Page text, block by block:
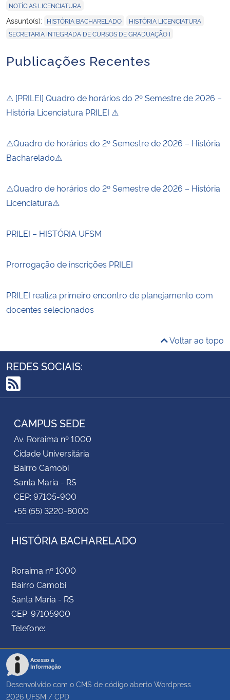
NOTÍCIAS LICENCIATURA
Assunto(s): HISTÓRIA BACHARELADO HISTÓRIA LICENCIATURA
SECRETARIA INTEGRADA DE CURSOS DE GRADUAÇÃO I
Publicações Recentes
⚠ [PRILEI] Quadro de horários do 2º Semestre de 2026 –
História Licenciatura PRILEI ⚠
⚠Quadro de horários do 2º Semestre de 2026 – História
Bacharelado⚠
⚠Quadro de horários do 2º Semestre de 2026 – História
Licenciatura⚠
PRILEI – HISTÓRIA UFSM
Prorrogação de inscrições PRILEI
PRILEI realiza primeiro encontro de planejamento com
docentes selecionados
Voltar ao topo
REDES SOCIAIS:
RSS
CAMPUS SEDE
Av. Roraima nº 1000
Cidade Universitária
Bairro Camobi
Santa Maria - RS
CEP: 97105-900
+55 (55) 3220-8000
HISTÓRIA BACHARELADO
Roraima nº 1000
Bairro Camobi
Santa Maria - RS
CEP: 97105900
Telefone:
Acesso à
Informação
Desenvolvido com o CMS de código aberto Wordpress
2026 UFSM / CPD